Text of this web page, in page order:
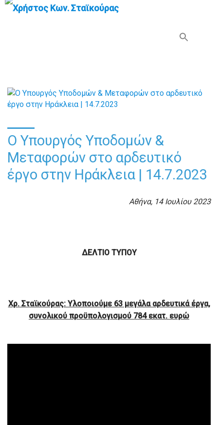
Ο Υπουργός Υποδομών &
Μεταφορών στο αρδευτικό
έργο στην Ηράκλεια | 14.7.2023
Αθήνα, 14 Ιουλίου 2023
ΔΕΛΤΙΟ ΤΥΠΟΥ
Χρ. Σταϊκούρας: Υλοποιούμε 63 μεγάλα αρδευτικά έργα,
συνολικού προϋπολογισμού 784 εκατ. ευρώ